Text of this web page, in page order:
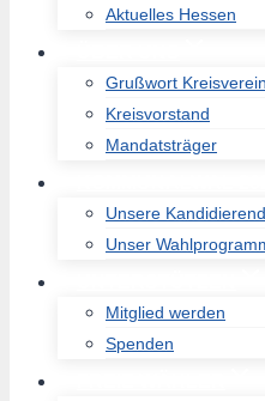
Aktuelles Hessen
Grußwort
Kreisvorstand
Mandatsträger
Unsere
Unser
Mitglied werden
Spenden